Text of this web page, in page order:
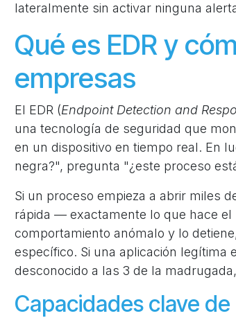
lateralmente sin activar ninguna
Qué es EDR y
empresas
El EDR (Endpoint Detection and
una tecnología de seguridad que
en un dispositivo en tiempo real. En
negra?", pregunta "¿este proceso
Si un proceso empieza a abrir miles
rápida — exactamente lo que hace
comportamiento anómalo y lo
específico. Si una aplicación legítima
desconocido a las 3 de la
Capacidades clave